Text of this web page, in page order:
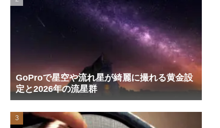
GoProで星空や流れ星が綺麗に撮れる黄金設
定と2026年の流星群